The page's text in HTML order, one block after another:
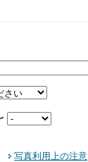
写真利用上の注意